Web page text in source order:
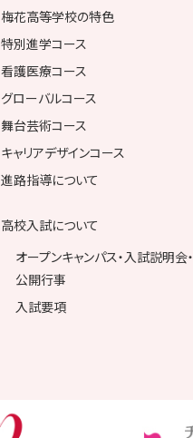
梅花高等学校の特色
特別進学コース
看護医療コース
グローバルコース
舞台芸術コース
キャリアデザインコース
進路指導について
高校入試について
オープンキャンパス・入試説明会・
公開行事
入試要項